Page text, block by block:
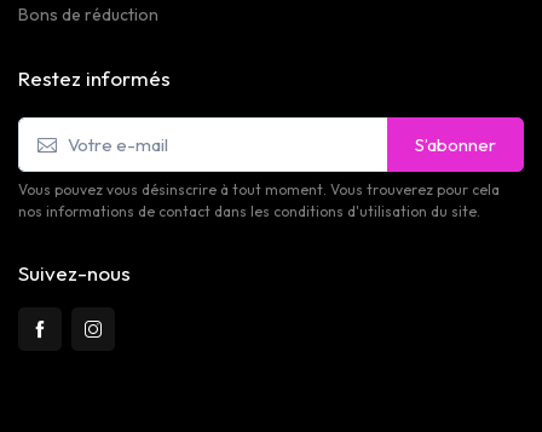
Bons de réduction
Restez informés
S’abonner
Vous pouvez vous désinscrire à tout moment. Vous trouverez pour cela
nos informations de contact dans les conditions d'utilisation du site.
Suivez-nous